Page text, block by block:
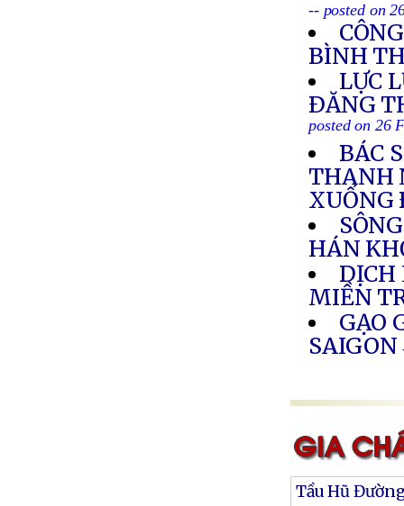
-- posted on
BÌNH
LỰC
ÐĂNG
posted on 26
BÁC
THANH
XUỐNG
HÁN
DỊCH
MIỀN
GẠO
SAIGON
Tầu Hũ